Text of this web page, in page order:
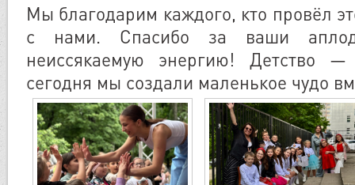
Мы благодарим каждого, кто провёл
с нами. Спасибо за ваши
неиссякаемую энергию! Детство
сегодня мы создали маленькое чудо